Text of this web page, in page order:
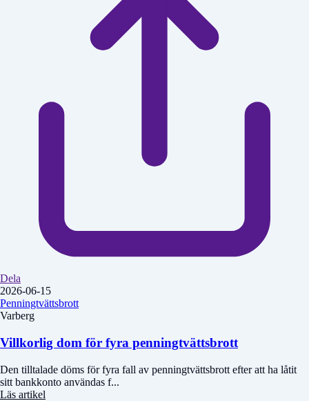
Dela
2026-06-15
Penningtvättsbrott
Varberg
Villkorlig dom för fyra penningtvättsbrott
Den tilltalade döms för fyra fall av penningtvättsbrott efter att ha låtit
sitt bankkonto användas f...
Läs artikel